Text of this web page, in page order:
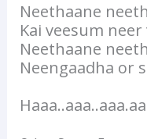
Neethaane
Kai veesum
Neethaane
Neengaadha or